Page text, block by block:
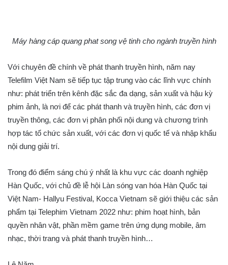
Máy hàng cáp quang phat song vệ tinh cho ngành truyền hình
Với chuyên đề chính về phát thanh truyền hình, năm nay
Telefilm Việt Nam sẽ tiếp tục tập trung vào các lĩnh vực chính
như: phát triển trên kênh đặc sắc đa dạng, sản xuất và hậu kỳ
phim ảnh, là nơi để các phát thanh và truyền hình, các đơn vị
truyền thông, các đơn vị phân phối nội dung và chương trình
hợp tác tổ chức sản xuất, với các đơn vị quốc tế và nhập khẩu
nội dung giải trí.
Trong đó điểm sáng chú ý nhất là khu vực các doanh nghiệp
Hàn Quốc, với chủ đề lễ hội Làn sóng van hóa Hàn Quốc tại
Việt Nam- Hallyu Festival, Kocca Vietnam sẽ giới thiệu các sản
phẩm tại Telephim Vietnam 2022 như: phim hoạt hình, bản
quyền nhân vật, phần mềm game trên ứng dụng mobile, âm
nhạc, thời trang và phát thanh truyền hình…